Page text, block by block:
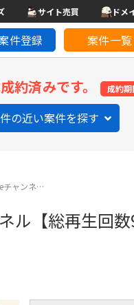
サイト売買 ドメ
件登録 案件一覧
約済みです。 成約
の近い案件を探す
チャンネ…
ル【総再生回数